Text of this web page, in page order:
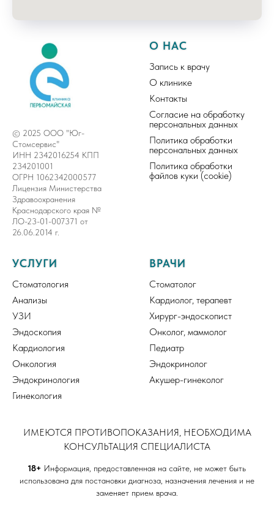
© 2025 ООО "Юг-
Стомсервис"
ИНН 2342016254 КПП
234201001
ОГРН 1062342000577
Лицензия Министерства
Здравоохранения
Краснодарского края №
ЛО-23-01-007371 от
26.06.2014 г.
О НАС
Запись к врачу
О клинике
Контакты
Согласие на обработку
персональных данных
Политика обработки
персональных данных
Политика обработки
файлов куки (cookie)
УСЛУГИ
Стоматология
Анализы
УЗИ
Эндоскопия
Кардиология
Онкология
Эндокринология
Гинекология
ВРАЧИ
Стоматолог
Кардиолог, терапевт
Хирург-эндоскопист
Онколог, маммолог
Педиатр
Эндокринолог
Акушер-гинеколог
ИМЕЮТСЯ ПРОТИВОПОКАЗАНИЯ, НЕОБХОДИМА
КОНСУЛЬТАЦИЯ СПЕЦИАЛИСТА
18+ Информация, предоставленная на сайте, не может быть
использована для постановки диагноза, назначения лечения и не
заменяет прием врача.